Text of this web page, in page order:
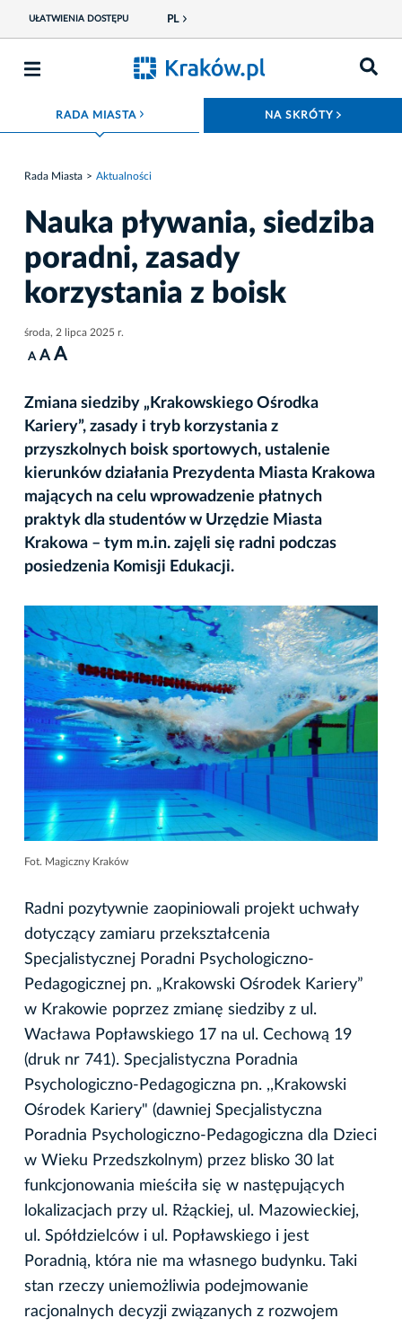
UŁATWIENIA DOSTĘPU PL
RADA MIASTAROZWIŃ MENU NA SKRÓTY
Rada Miasta Aktualności
Nauka pływania, siedziba
poradni, zasady
korzystania z boisk
środa, 2 lipca 2025 r.
A A A
Zmiana siedziby „Krakowskiego Ośrodka
Kariery”, zasady i tryb korzystania z
przyszkolnych boisk sportowych, ustalenie
kierunków działania Prezydenta Miasta Krakowa
mających na celu wprowadzenie płatnych
praktyk dla studentów w Urzędzie Miasta
Krakowa – tym m.in. zajęli się radni podczas
posiedzenia Komisji Edukacji.
Fot. Magiczny Kraków
Radni pozytywnie zaopiniowali projekt uchwały
dotyczący zamiaru przekształcenia
Specjalistycznej Poradni Psychologiczno-
Pedagogicznej pn. „Krakowski Ośrodek Kariery”
w Krakowie poprzez zmianę siedziby z ul.
Wacława Popławskiego 17 na ul. Cechową 19
(druk nr 741). Specjalistyczna Poradnia
Psychologiczno-Pedagogiczna pn. ,,Krakowski
Ośrodek Kariery" (dawniej Specjalistyczna
Poradnia Psychologiczno-Pedagogiczna dla Dzieci
w Wieku Przedszkolnym) przez blisko 30 lat
funkcjonowania mieściła się w następujących
lokalizacjach przy ul. Rżąckiej, ul. Mazowieckiej,
ul. Spółdzielców i ul. Popławskiego i jest
Poradnią, która nie ma własnego budynku. Taki
stan rzeczy uniemożliwia podejmowanie
racjonalnych decyzji związanych z rozwojem